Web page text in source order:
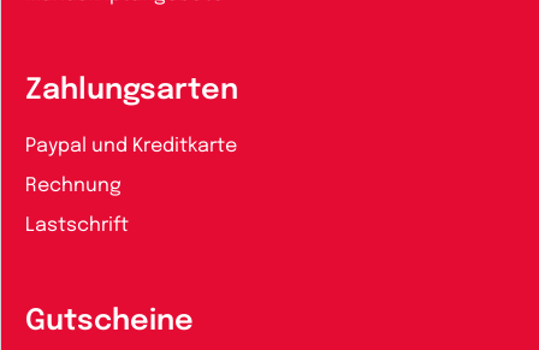
Zahlungsarten
Paypal und Kreditkarte
Rechnung
Lastschrift
Gutscheine